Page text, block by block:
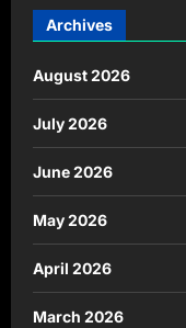
Archives
August 2026
July 2026
June 2026
May 2026
April 2026
March 2026